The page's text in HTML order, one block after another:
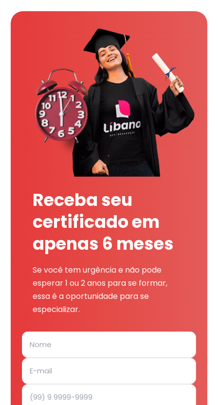
Receba seu
certificado em
apenas 6 meses
Se você tem urgência e não pode
esperar 1 ou 2 anos para se formar,
essa é a oportunidade para se
especializar.